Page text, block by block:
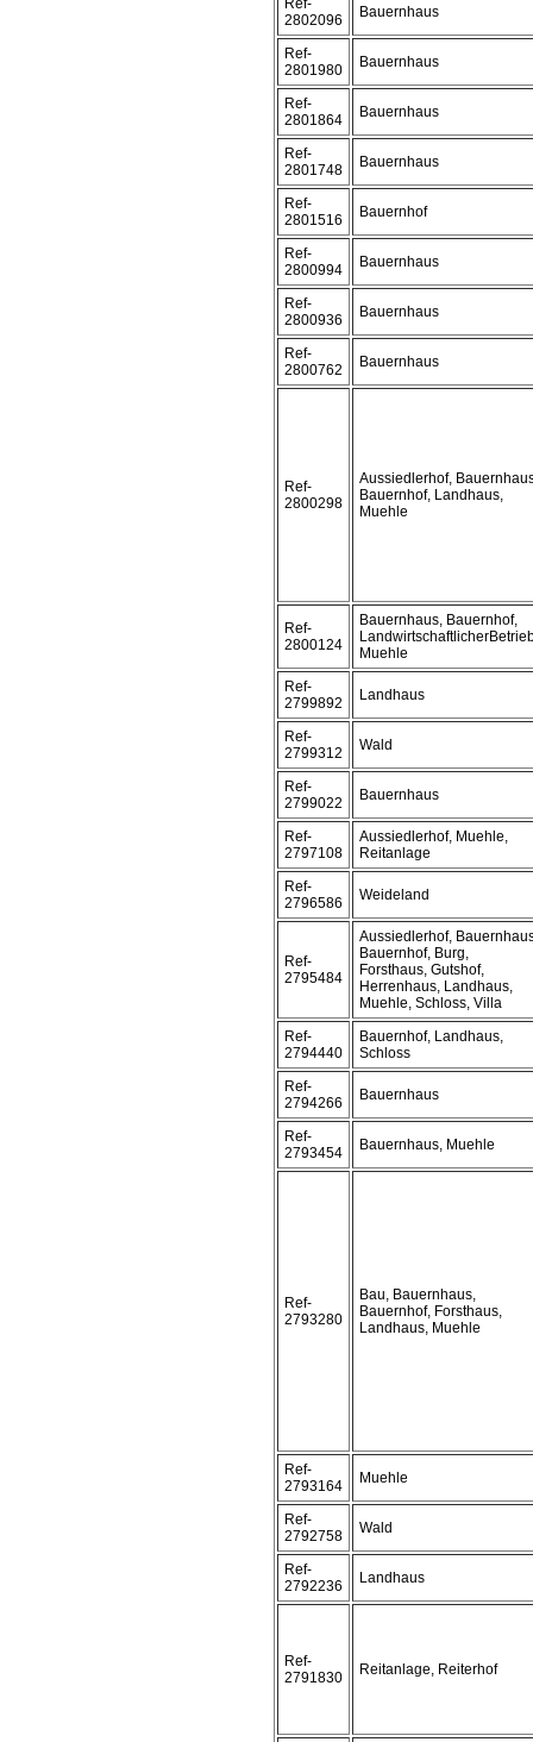
Ref-
2802096
Bauernhaus
Ref-
2801980
Bauernhaus
Ref-
2801864
Bauernhaus
Ref-
2801748
Bauernhaus
Ref-
2801516
Bauernhof
Ref-
2800994
Bauernhaus
Ref-
2800936
Bauernhaus
Ref-
2800762
Bauernhaus
Ref-
2800298
Aussiedlerhof,
Bauernhof, Landhaus,
Muehle
Ref-
2800124
Bauernhaus, Bauernhof,
Muehle
Ref-
2799892
Landhaus
Ref-
2799312
Wald
Ref-
2799022
Bauernhaus
Ref-
2797108
Aussiedlerhof, Muehle,
Reitanlage
Ref-
2796586
Weideland
Ref-
2795484
Aussiedlerhof,
Bauernhof, Burg,
Forsthaus, Gutshof,
Herrenhaus, Landhaus,
Muehle, Schloss, Villa
Ref-
2794440
Bauernhof, Landhaus,
Schloss
Ref-
2794266
Bauernhaus
Ref-
2793454
Bauernhaus, Muehle
Ref-
2793280
Bau, Bauernhaus,
Bauernhof, Forsthaus,
Landhaus, Muehle
Ref-
2793164
Muehle
Ref-
2792758
Wald
Ref-
2792236
Landhaus
Ref-
2791830
Reitanlage, Reiterhof